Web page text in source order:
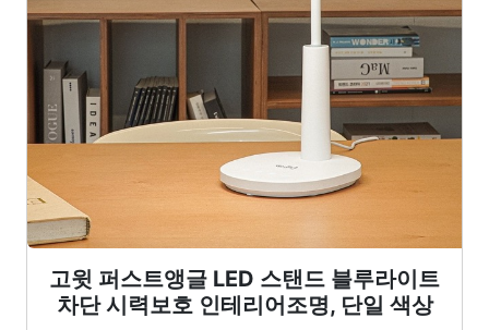
고윗 퍼스트앵글 LED 스탠드 블루라이트
차단 시력보호 인테리어조명, 단일 색상